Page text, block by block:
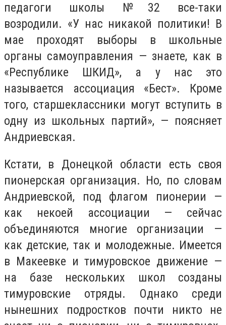
педагоги школы №32 все-таки
возродили. «У нас никакой политики! В
мае проходят выборы в школьные
органы самоуправления — знаете, как в
«Республике ШКИД», а у нас это
называется ассоциация «Бест». Кроме
того, старшеклассники могут вступить в
одну из школьных партий», — поясняет
Андриевская.
Кстати, в Донецкой области есть своя
пионерская организация. Но, по словам
Андриевской, под флагом пионерии —
как некоей ассоциации — сейчас
объединяются многие организации —
как детские, так и молодежные. Имеется
в Макеевке и тимуровское движение —
на базе нескольких школ созданы
тимуровские отряды. Однако среди
нынешних подростков почти никто не